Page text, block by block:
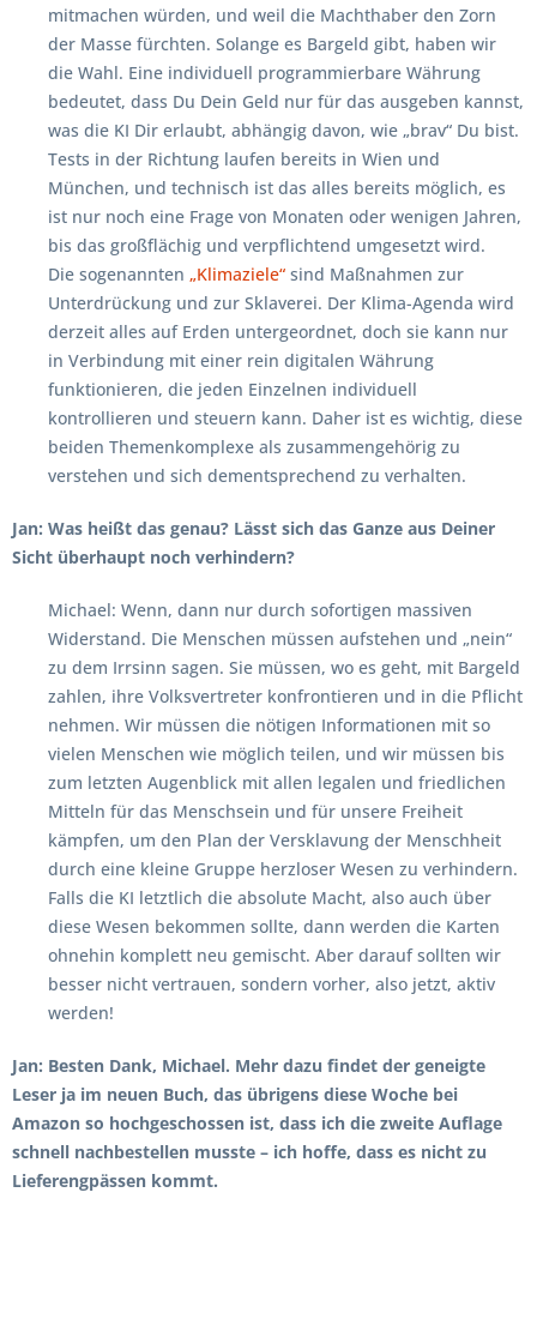
mitmachen würden, und weil die Machthaber den Zorn
der Masse fürchten. Solange es Bargeld gibt, haben wir
die Wahl. Eine individuell programmierbare Währung
bedeutet, dass Du Dein Geld nur für das ausgeben kannst,
was die KI Dir erlaubt, abhängig davon, wie „brav“ Du bist.
Tests in der Richtung laufen bereits in Wien und
München, und technisch ist das alles bereits möglich, es
ist nur noch eine Frage von Monaten oder wenigen Jahren,
bis das großflächig und verpflichtend umgesetzt wird.
Die sogenannten „Klimaziele“ sind Maßnahmen zur
Unterdrückung und zur Sklaverei. Der Klima-Agenda wird
derzeit alles auf Erden untergeordnet, doch sie kann nur
in Verbindung mit einer rein digitalen Währung
funktionieren, die jeden Einzelnen individuell
kontrollieren und steuern kann. Daher ist es wichtig, diese
beiden Themenkomplexe als zusammengehörig zu
verstehen und sich dementsprechend zu verhalten.
Jan: Was heißt das genau? Lässt sich das Ganze aus Deiner
Sicht überhaupt noch verhindern?
Michael: Wenn, dann nur durch sofortigen massiven
Widerstand. Die Menschen müssen aufstehen und „nein“
zu dem Irrsinn sagen. Sie müssen, wo es geht, mit Bargeld
zahlen, ihre Volksvertreter konfrontieren und in die Pflicht
nehmen. Wir müssen die nötigen Informationen mit so
vielen Menschen wie möglich teilen, und wir müssen bis
zum letzten Augenblick mit allen legalen und friedlichen
Mitteln für das Menschsein und für unsere Freiheit
kämpfen, um den Plan der Versklavung der Menschheit
durch eine kleine Gruppe herzloser Wesen zu verhindern.
Falls die KI letztlich die absolute Macht, also auch über
diese Wesen bekommen sollte, dann werden die Karten
ohnehin komplett neu gemischt. Aber darauf sollten wir
besser nicht vertrauen, sondern vorher, also jetzt, aktiv
werden!
Jan: Besten Dank, Michael. Mehr dazu findet der geneigte
Leser ja im neuen Buch, das übrigens diese Woche bei
Amazon so hochgeschossen ist, dass ich die zweite Auflage
schnell nachbestellen musste – ich hoffe, dass es nicht zu
Lieferengpässen kommt.